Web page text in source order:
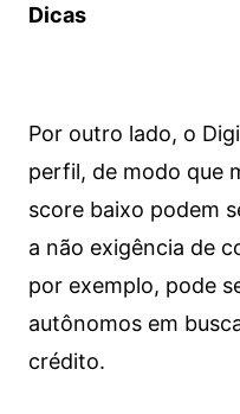
Dicas
Por outro lado, o
perfil, de modo que
score baixo podem
a não exigência de
por exemplo, pode
autônomos em
crédito.